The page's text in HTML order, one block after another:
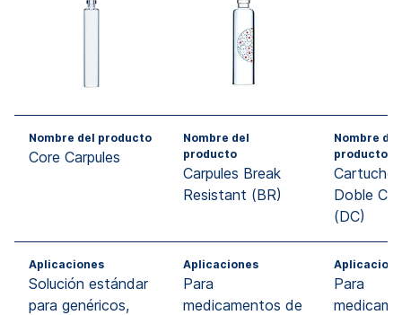
Nombre del producto
Core Carpules
Nombre del
producto
Carpules Break
Resistant (BR)
Nombre del
producto
Doble
(DC)
Aplicaciones
Solución estándar
para genéricos,
Aplicaciones
Para
medicamentos de
Para